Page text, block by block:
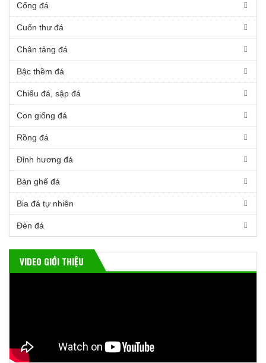
Cổng đá
Cuốn thư đá
Chân tảng đá
Bậc thềm đá
Chiếu đá, sập đá
Con giống đá
Rồng đá
Đỉnh hương đá
Bàn ghế đá
Bia đá tự nhiên
Đèn đá
VIDEO GIỚI THIỆU